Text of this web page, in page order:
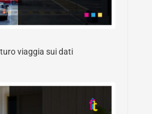
viaggia sui dati